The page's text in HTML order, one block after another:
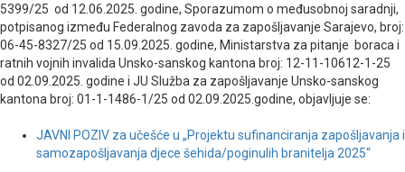
5399/25 od 12.06.2025. godine, Sporazumom o međusobnoj saradnji,
potpisanog između Federalnog zavoda za zapošljavanje Sarajevo, broj:
06-45-8327/25 od 15.09.2025. godine, Ministarstva za pitanje boraca i
ratnih vojnih invalida Unsko-sanskog kantona broj: 12-11-10612-1-25
od 02.09.2025. godine i JU Služba za zapošljavanje Unsko-sanskog
kantona broj: 01-1-1486-1/25 od 02.09.2025.godine, objavljuje se:
JAVNI POZIV za učešće u „Projektu sufinanciranja zapošljavanja i
samozapošljavanja djece šehida/poginulih branitelja 2025“